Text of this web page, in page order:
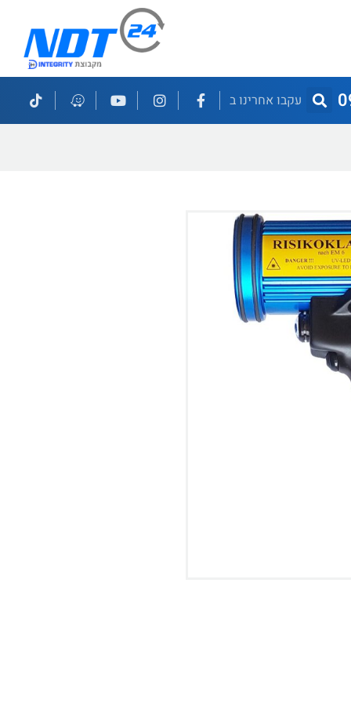
עקבו אחרינו ב